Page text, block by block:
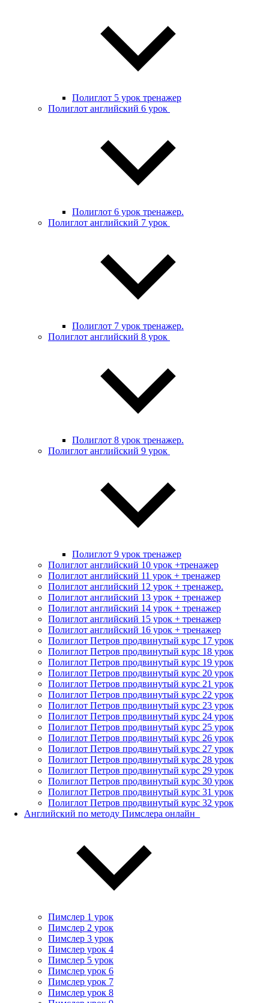
Полиглот 5 урок тренажер
Полиглот английский 6 урок
Полиглот 6 урок тренажер.
Полиглот английский 7 урок
Полиглот 7 урок тренажер.
Полиглот английский 8 урок
Полиглот 8 урок тренажер.
Полиглот английский 9 урок
Полиглот 9 урок тренажер
Полиглот английский 10 урок +тренажер
Полиглот английский 11 урок + тренажер
Полиглот английский 12 урок + тренажер.
Полиглот английский 13 урок + тренажер
Полиглот английский 14 урок + тренажер
Полиглот английский 15 урок + тренажер
Полиглот английский 16 урок + тренажер
Полиглот Петров продвинутый курс 17 урок
Полиглот Петров продвинутый курс 18 урок
Полиглот Петров продвинутый курс 19 урок
Полиглот Петров продвинутый курс 20 урок
Полиглот Петров продвинутый курс 21 урок
Полиглот Петров продвинутый курс 22 урок
Полиглот Петров продвинутый курс 23 урок
Полиглот Петров продвинутый курс 24 урок
Полиглот Петров продвинутый курс 25 урок
Полиглот Петров продвинутый курс 26 урок
Полиглот Петров продвинутый курс 27 урок
Полиглот Петров продвинутый курс 28 урок
Полиглот Петров продвинутый курс 29 урок
Полиглот Петров продвинутый курс 30 урок
Полиглот Петров продвинутый курс 31 урок
Полиглот Петров продвинутый курс 32 урок
Английский по методу Пимслера онлайн_
Пимслер 1 урок
Пимслер 2 урок
Пимслер 3 урок
Пимслер урок 4
Пимслер 5 урок
Пимслер урок 6
Пимслер урок 7
Пимслер урок 8